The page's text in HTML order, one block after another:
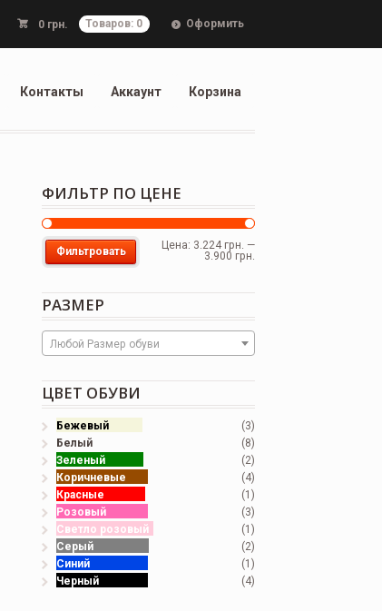
0 грн. Товаров: 0 Оформить
Контакты Аккаунт Корзина
ФИЛЬТР ПО ЦЕНЕ
Фильтровать Цена: 3.224 грн. —
3.900 грн.
РАЗМЕР
Любой Размер обуви
ЦВЕТ ОБУВИ
Бежевый
(3)
Белый
(8)
Зеленый
(2)
Коричневые
(4)
Красные
(1)
Розовый
(3)
Светло розовый
(1)
Серый
(2)
Синий
(1)
Черный
(4)